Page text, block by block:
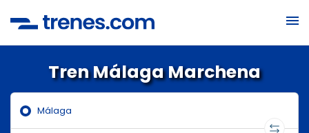
Tren Málaga Marchena